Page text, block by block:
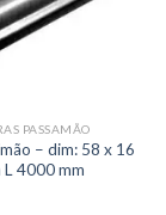
PASSAMÃO
– dim: 58 x 16
L 4000 mm